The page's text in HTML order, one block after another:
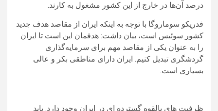
درصد آن‌ها در خارج از این کشور مشغول به کارند.
فدریکو سوماروگا با توجه به اینکه ایران از مقاصد هدف جدید
کشور سوئیس است، بیان داشت: هدفمان این است تا ایران
را به عنوان یکی از مقاصد مهم برای سرمایه‌گذاری
گردشگری تبدیل کنیم. ایران دارای مناطقی بکر و عالی
بسیاری است.
ظرفیت های بالقوه گسترده ای در ایران وجود دارد. باید